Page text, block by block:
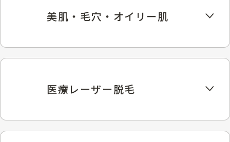
美肌・毛穴・オイリー肌
医療レーザー脱毛